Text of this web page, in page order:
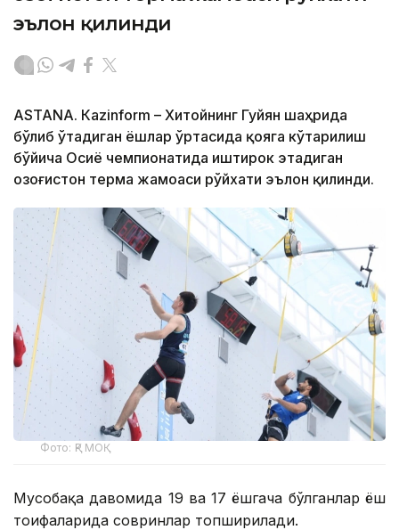
эълон қилинди
ASTANА. Кazinform – Хитойнинг Гуйян шаҳрида
бўлиб ўтадиган ёшлар ўртасида қояга кўтарилиш
бўйича Осиё чемпионатида иштирок этадиган
Қозоғистон терма жамоаси рўйхати эълон қилинди.
Фото: ҚР МОҚ
Мусобақа давомида 19 ва 17 ёшгача бўлганлар ёш
тоифаларида совринлар топширилади.